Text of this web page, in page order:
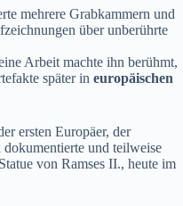
mehrere Grabkammern und
über unberührte
Arbeit machte ihn berühmt,
später in europäischen
ersten Europäer, der
und teilweise
von Ramses II., heute im